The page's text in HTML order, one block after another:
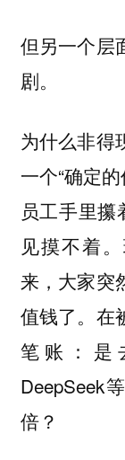
但另一个层
剧。
为什么非得
一个“确定
员工手里攥
见摸不着
来，大家突
值钱了。在
笔账：是
DeepSeek
倍？